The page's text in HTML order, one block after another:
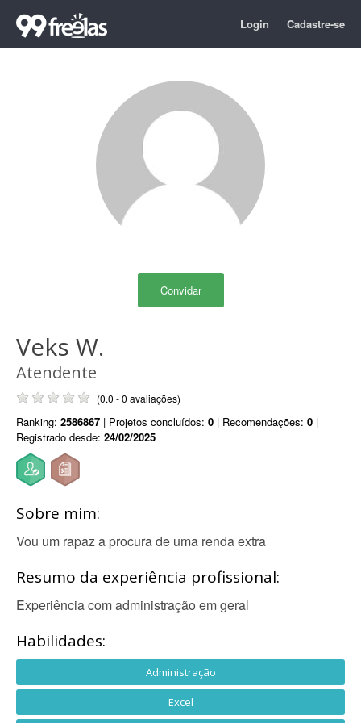
Login Cadastre-se
Convidar
Veks W.
Atendente
(0.0 - 0 avaliações)
Ranking: 2586867 | Projetos concluídos: 0 | Recomendações: 0 |
Registrado desde: 24/02/2025
Sobre mim:
Vou um rapaz a procura de uma renda extra
Resumo da experiência profissional:
Experiência com administração em geral
Habilidades:
Administração
Excel